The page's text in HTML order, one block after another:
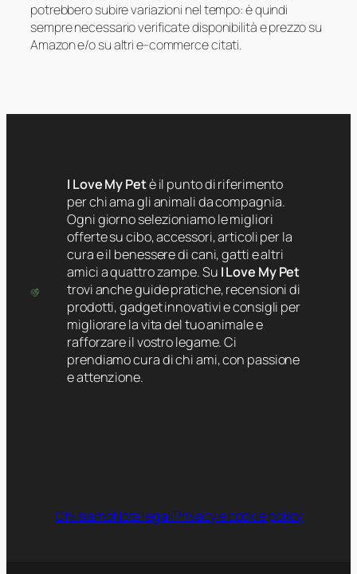
potrebbero subire variazioni nel tempo: è quindi
sempre necessario verificate disponibilità e prezzo su
Amazon e/o su altri e-commerce citati.
I Love My Petè il punto di riferimento
per chi ama gli animali da compagnia.
Ogni giorno selezioniamo le migliori
offerte su cibo, accessori, articoli per la
cura e il benessere di cani, gatti e altri
amici a quattro zampe. Su I Love My Pet
trovi anche guide pratiche, recensioni di
prodotti, gadget innovativi e consigli per
migliorare la vita del tuo animale e
rafforzare il vostro legame. Ci
prendiamo cura di chi ami, con passione
e attenzione.
Chi siamoNote legaliPrivacy e cookie policy